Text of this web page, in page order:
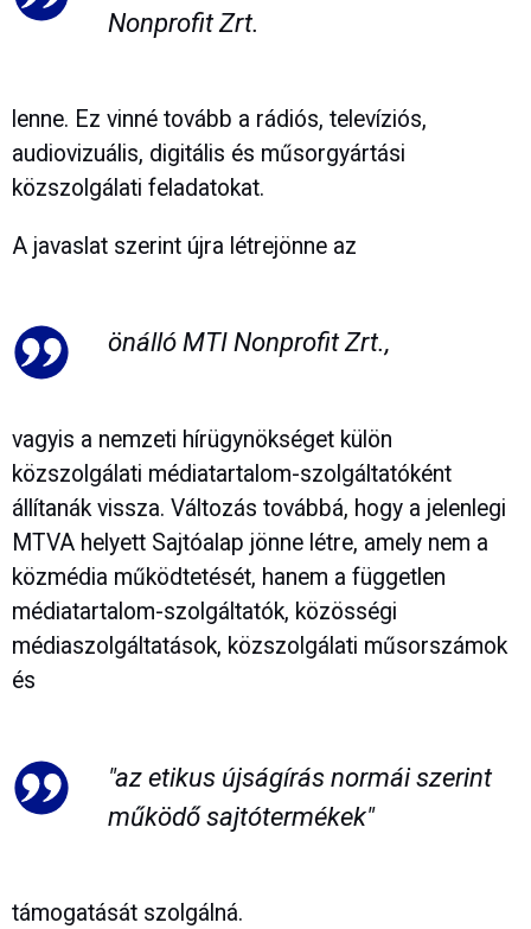
Nonprofit Zrt.
lenne. Ez vinné tovább a rádiós, televíziós,
audiovizuális, digitális és műsorgyártási
közszolgálati feladatokat.
A javaslat szerint újra létrejönne az
önálló MTI Nonprofit Zrt.,
vagyis a nemzeti hírügynökséget külön
közszolgálati médiatartalom-szolgáltatóként
állítanák vissza. Változás továbbá, hogy a jelenlegi
MTVA helyett Sajtóalap jönne létre, amely nem a
közmédia működtetését, hanem a független
médiatartalom-szolgáltatók, közösségi
médiaszolgáltatások, közszolgálati műsorszámok
és
"az etikus újságírás normái szerint
működő sajtótermékek"
támogatását szolgálná.